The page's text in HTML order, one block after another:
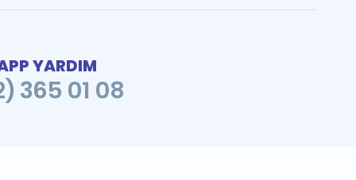
YARDIM
365 01 08